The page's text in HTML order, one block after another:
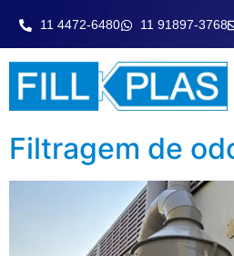
11 4472-6480 11 91897-3768
Filtragem de